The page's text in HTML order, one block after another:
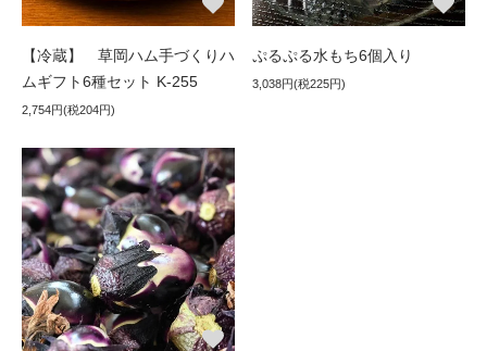
【冷蔵】 草岡ハム手づくりハ
ムギフト6種セット K-255
2,754円(税204円)
ぷるぷる水もち6個入り
3,038円(税225円)